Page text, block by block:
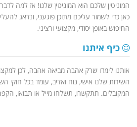
המוניטין שלכם הוא המוניטין שלנו! אז למה
כאן כדי לשמור עליכם מתוכן פוגעני, ונדאג
החיפוש באופן יסודי, מקצועי ורציני.
כיף איתנו
אותנו לימדו שרק אהבה מביאה אהבה, לכן
השירות שלנו אישי, נוח ואדיב, עומד בכל חוקי
המקובלים. תתקשרו, תשלחו מייל או תבואו,